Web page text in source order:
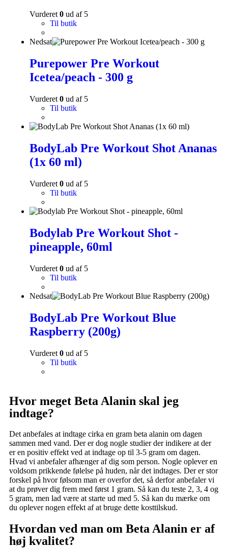
Vurderet 0 ud af 5
Til butik
Nedsat
Purepower Pre Workout
Icetea/peach - 300 g
Vurderet 0 ud af 5
Til butik
BodyLab Pre Workout Shot Ananas
(1x 60 ml)
Vurderet 0 ud af 5
Til butik
Bodylab Pre Workout Shot -
pineapple, 60ml
Vurderet 0 ud af 5
Til butik
Nedsat
BodyLab Pre Workout Blue
Raspberry (200g)
Vurderet 0 ud af 5
Til butik
Hvor meget Beta Alanin skal jeg
indtage?
Det anbefales at indtage cirka en gram beta alanin om dagen
sammen med vand. Der er dog nogle studier der indikere at der
er en positiv effekt ved at indtage op til 3-5 gram om dagen.
Hvad vi anbefaler afhænger af dig som person. Nogle oplever en
voldsom prikkende følelse på huden, når det indtages. Der er stor
forskel på hvor følsom man er overfor det, så derfor anbefaler vi
at du prøver dig frem med først 1 gram. Så kan du teste 2, 3, 4 og
5 gram, men lad være at starte ud med 5. Så kan du mærke om
du oplever nogen effekt af at bruge dette kosttilskud.
Hvordan ved man om Beta Alanin er af
høj kvalitet?